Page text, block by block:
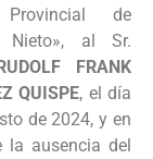
de
Nieto», al Sr.
FRANK
QUISPE, el día
de 2024, y en
la ausencia del